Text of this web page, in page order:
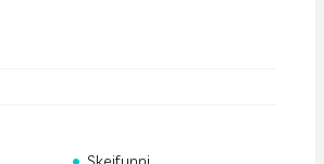
Skeifunni